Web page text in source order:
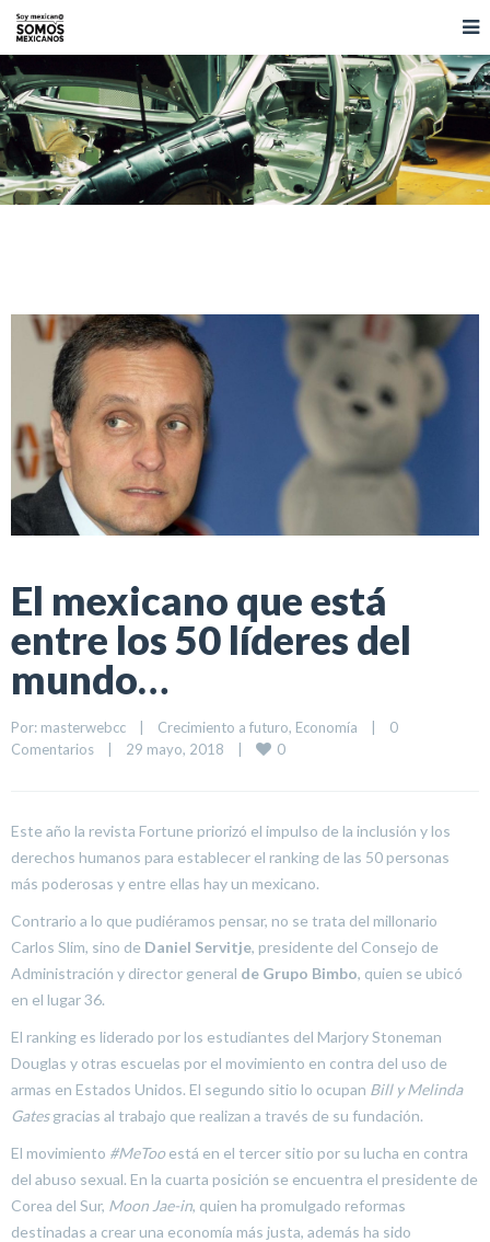
El mexicano que está
entre los 50 líderes del
mundo…
Por: masterwebcc | Crecimiento a futuro, Economía |
0
Comentarios
| 29 mayo, 2018 | 0
Este año la revista Fortune priorizó el impulso de la inclusión y los
derechos humanos para establecer el ranking de las 50 personas
más poderosas y entre ellas hay un mexicano.
Contrario a lo que pudiéramos pensar, no se trata del millonario
Carlos Slim, sino de Daniel Servitje, presidente del Consejo de
Administración y director general de Grupo Bimbo, quien se ubicó
en el lugar 36.
El ranking es liderado por los estudiantes del Marjory Stoneman
Douglas y otras escuelas por el movimiento en contra del uso de
armas en Estados Unidos. El segundo sitio lo ocupan Bill y Melinda
Gatesgracias al trabajo que realizan a través de su fundación.
El movimiento #MeTooestá en el tercer sitio por su lucha en contra
del abuso sexual. En la cuarta posición se encuentra el presidente de
Corea del Sur, Moon Jae-in, quien ha promulgado reformas
destinadas a crear una economía más justa, además ha sido